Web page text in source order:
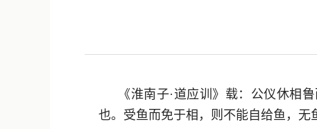
《淮南子·道应训》载：公仪休相
也。受鱼而免于相，则不能自给鱼，无